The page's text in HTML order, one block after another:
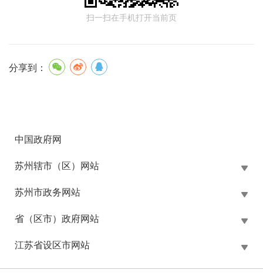
扫一扫在手机打开当前页
分享到：
中国政府网
苏州辖市（区）网站
苏州市政务网站
省（区市）政府网站
江苏省设区市网站